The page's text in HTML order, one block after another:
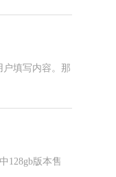
填写内容。那
128gb版本售